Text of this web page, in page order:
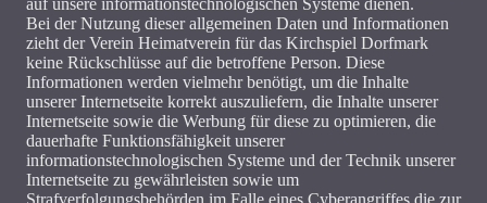
auf unsere informationstechnologischen Systeme dienen.
Bei der Nutzung dieser allgemeinen Daten und Informationen
zieht der Verein Heimatverein für das Kirchspiel Dorfmark
keine Rückschlüsse auf die betroffene Person. Diese
Informationen werden vielmehr benötigt, um die Inhalte
unserer Internetseite korrekt auszuliefern, die Inhalte unserer
Internetseite sowie die Werbung für diese zu optimieren, die
dauerhafte Funktionsfähigkeit unserer
informationstechnologischen Systeme und der Technik unserer
Internetseite zu gewährleisten sowie um